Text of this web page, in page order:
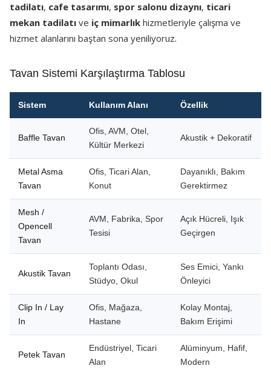
tadilatı, cafe tasarımı, spor salonu dizaynı, ticari
mekan tadilatı ve iç mimarlık hizmetleriyle çalışma ve
hizmet alanlarını baştan sona yeniliyoruz.
Tavan Sistemi Karşılaştırma Tablosu
Sistem Kullanım Alanı Özellik
Baffle Tavan
Ofis, AVM, Otel,
Kültür Merkezi
Akustik + Dekoratif
Metal Asma
Tavan
Ofis, Ticari Alan,
Konut
Dayanıklı, Bakım
Gerektirmez
Mesh /
Opencell
Tavan
AVM, Fabrika, Spor
Tesisi
Açık Hücreli, Işık
Geçirgen
Akustik Tavan
Toplantı Odası,
Stüdyo, Okul
Ses Emici, Yankı
Önleyici
Clip In / Lay
In
Ofis, Mağaza,
Hastane
Kolay Montaj,
Bakım Erişimi
Petek Tavan
Endüstriyel, Ticari
Alan
Alüminyum, Hafif,
Modern